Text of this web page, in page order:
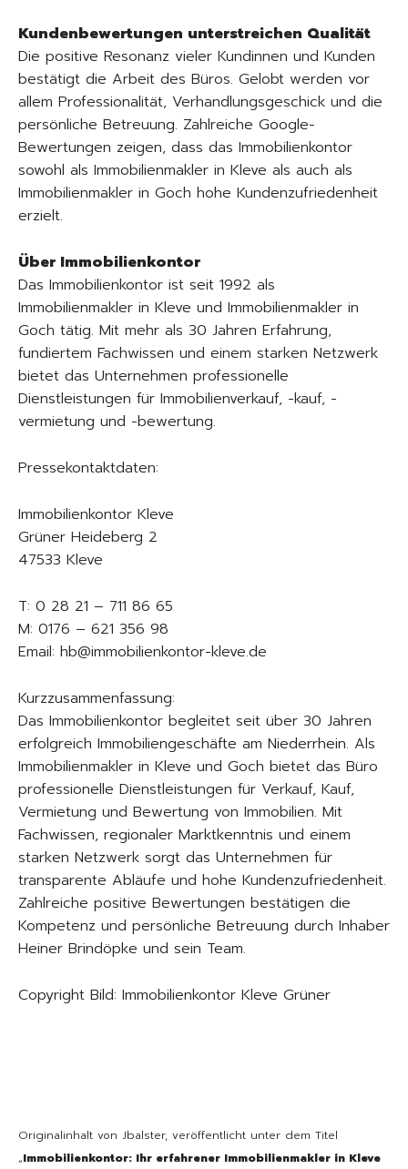
Kundenbewertungen unterstreichen Qualität
Die positive Resonanz vieler Kundinnen und Kunden
bestätigt die Arbeit des Büros. Gelobt werden vor
allem Professionalität, Verhandlungsgeschick und die
persönliche Betreuung. Zahlreiche Google-
Bewertungen zeigen, dass das Immobilienkontor
sowohl als Immobilienmakler in Kleve als auch als
Immobilienmakler in Goch hohe Kundenzufriedenheit
erzielt.
Über Immobilienkontor
Das Immobilienkontor ist seit 1992 als
Immobilienmakler in Kleve und Immobilienmakler in
Goch tätig. Mit mehr als 30 Jahren Erfahrung,
fundiertem Fachwissen und einem starken Netzwerk
bietet das Unternehmen professionelle
Dienstleistungen für Immobilienverkauf, -kauf, -
vermietung und -bewertung.
Pressekontaktdaten:
Immobilienkontor Kleve
Grüner Heideberg 2
47533 Kleve
T: 0 28 21 – 711 86 65
M: 0176 – 621 356 98
Email: hb@immobilienkontor-kleve.de
Kurzzusammenfassung:
Das Immobilienkontor begleitet seit über 30 Jahren
erfolgreich Immobiliengeschäfte am Niederrhein. Als
Immobilienmakler in Kleve und Goch bietet das Büro
professionelle Dienstleistungen für Verkauf, Kauf,
Vermietung und Bewertung von Immobilien. Mit
Fachwissen, regionaler Marktkenntnis und einem
starken Netzwerk sorgt das Unternehmen für
transparente Abläufe und hohe Kundenzufriedenheit.
Zahlreiche positive Bewertungen bestätigen die
Kompetenz und persönliche Betreuung durch Inhaber
Heiner Brindöpke und sein Team.
Copyright Bild: Immobilienkontor Kleve Grüner
Originalinhalt von Jbalster, veröffentlicht unter dem Titel
„Immobilienkontor: Ihr erfahrener Immobilienmakler in Kleve